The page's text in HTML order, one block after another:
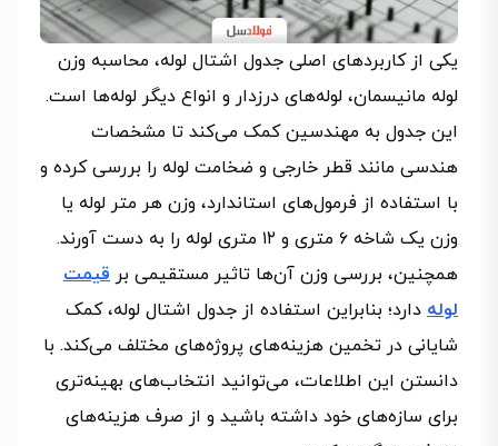
یکی از کاربردهای اصلی جدول اشتال لوله، محاسبه وزن
لوله مانیسمان، لوله‌های درزدار و انواع دیگر لوله‌ها است.
این جدول به مهندسین کمک می‌کند تا مشخصات
هندسی مانند قطر خارجی و ضخامت لوله را بررسی کرده و
با استفاده از فرمول‌های استاندارد، وزن هر متر لوله یا
وزن یک شاخه ۶ متری و ۱۲ متری لوله را به دست آورند.
همچنین، بررسی وزن آن‌ها تاثیر مستقیمی بر قیمت
لوله دارد؛ بنابراین استفاده از جدول اشتال لوله، کمک
شایانی در تخمین هزینه‌های پروژه‌های مختلف می‌کند. با
دانستن این اطلاعات، می‌توانید انتخاب‌های بهینه‌تری
برای سازه‌های خود داشته باشید و از صرف هزینه‌های